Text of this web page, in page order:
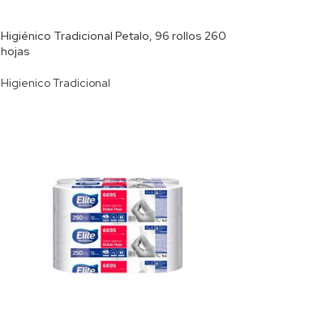
Higiénico Tradicional Petalo, 96 rollos 260
hojas
Higienico Tradicional